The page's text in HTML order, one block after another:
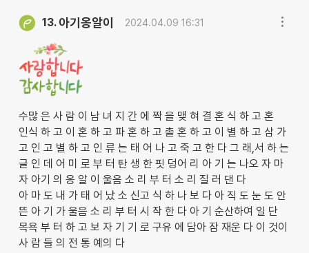
13. 아기옹알이 2024.04.09 16:31
수많 은 사 람 이 남 녀 지 간 에 짝 을 맺 혀 결 혼 식 하 고 혼
인식 하 고 이 혼 하 고 파 혼 하 고 촐 혼 하 고 이 별 하 고 삼 가
고 인 고 별 하 고 인 류 는 태 어 나 고 죽 고 한 다 그 래,서 하 는
글 인 데 어 미 로 부 터 탄 생 한 핏 덩어 리 아 기 는 나오 자 마
자 아기 의 옹 알 이 울음 소 리 부 터 소 리 질 러 댄 다
아 마 도 내 가 태 어 났 소 신고 식 하 나 보 다 아 직 도 눈 도 안
뜬 아 기 가 울음 소 리 부 터 시 작 한 다 아 기 순산하여 일 단
목욕 부 터 하 고 보 자 기 기 로 구유 에 담아 잠 재운 다 이 것이
사 람 들 의 전 통 예의 다